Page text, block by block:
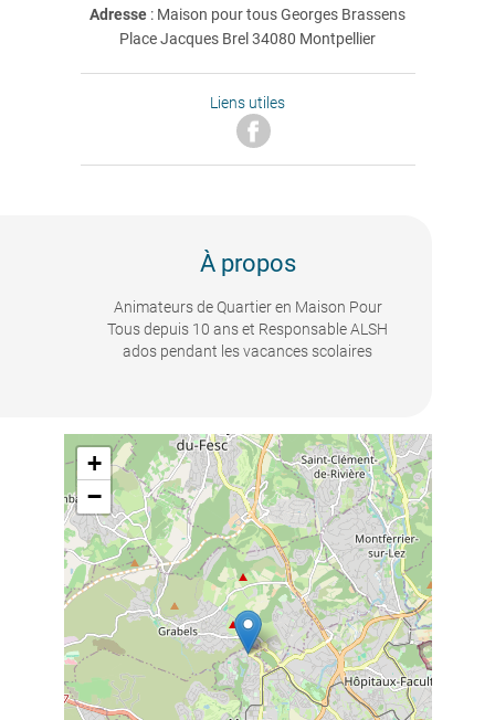
Adresse : Maison pour tous Georges Brassens
Place Jacques Brel 34080 Montpellier
Liens utiles
À propos
Animateurs de Quartier en Maison Pour
Tous depuis 10 ans et Responsable ALSH
ados pendant les vacances scolaires
+
−